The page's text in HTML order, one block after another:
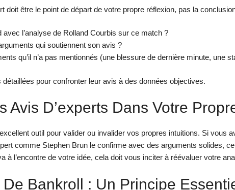
doit être le point de départ de votre propre réflexion, pas la
avec l’analyse de Rolland Courbis sur ce match ?
qui soutiennent son avis ?
qu’il n’a pas mentionnés (une blessure de dernière minute, une
pour confronter leur avis à des données objectives.
Avis D’experts Dans Votre
outil pour valider ou invalider vos propres intuitions. Si vous
comme Stephen Brun le confirme avec des arguments solides,
à l’encontre de votre idée, cela doit vous inciter à réévaluer votre
Bankroll : Un Principe